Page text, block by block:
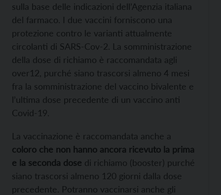
sulla base delle indicazioni dell’Agenzia italiana
del farmaco. I due vaccini forniscono una
protezione contro le varianti attualmente
circolanti di SARS-Cov-2. La somministrazione
della dose di richiamo è raccomandata agli
over12, purché siano trascorsi almeno 4 mesi
fra la somministrazione del vaccino bivalente e
l’ultima dose precedente di un vaccino anti
Covid-19.
La vaccinazione è raccomandata anche a
coloro che non hanno ancora ricevuto la prima
e la seconda dose di richiamo (booster) purché
siano trascorsi almeno 120 giorni dalla dose
precedente. Potranno vaccinarsi anche gli